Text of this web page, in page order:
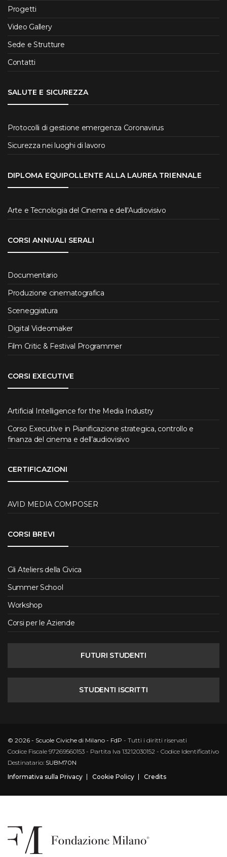
Progetti
Video Gallery
Sede e Strutture
Contatti
SALUTE E SICUREZZA
Protocolli di gestione emergenza Coronavirus
Sicurezza nei luoghi di lavoro
DIPLOMA EQUIPOLLENTE ALLA LAUREA TRIENNALE
Arte e Tecnologia del Cinema e dell'Audiovisivo
CORSI ANNUALI SERALI
Documentario
Produzione cinematografica
Sceneggiatura
Digital Videomaker
Film Critic & Festival Programmer
CORSI EXECUTIVE
Artificial Intelligence for the Media Industry
Corso Executive in Pianificazione strategica, controllo e
finanza del cinema e dell’audiovisivo
CERTIFICAZIONI
AVID MEDIA COMPOSER
CORSI BREVI
Gli Ateliers della Civica
Summer School
Workshop
Corsi per le Aziende
FUTURI STUDENTI
STUDENTI ISCRITTI
© 2026 - Scuole Civiche di Milano - FdP - Tutti i diritti riservati
Codice Fiscale 97269560153 - Partita Iva 13212030152 - Codice Identificativo
Destinatario: SUBM70N
Informativa sulla Privacy
Cookie Policy Credits